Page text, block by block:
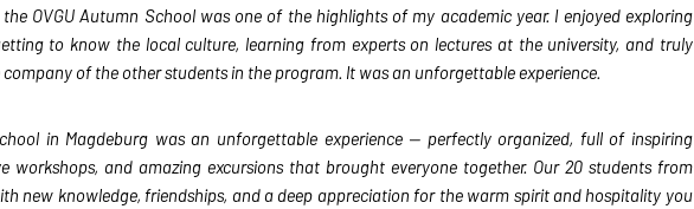
OVGU Autumn School was one of the highlights of my academic year. I enjoyed exploring
to know the local culture, learning from experts on lectures at the university, and truly
of the other students in the program. It was an unforgettable experience.
in Magdeburg was an unforgettable experience — perfectly organized, full of inspiring
workshops, and amazing excursions that brought everyone together. Our 20 students from
new knowledge, friendships, and a deep appreciation for the warm spirit and hospitality you